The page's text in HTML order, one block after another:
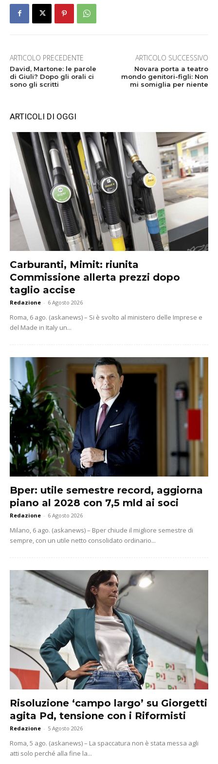
ARTICOLO PRECEDENTE
David, Martone: le parole
di Giuli? Dopo gli orali ci
sono gli scritti
ARTICOLO SUCCESSIVO
Novara porta a teatro
mondo genitori-figli: Non
mi somiglia per niente
ARTICOLI DI OGGI
Carburanti, Mimit: riunita
Commissione allerta prezzi dopo
taglio accise
Redazione - 6 Agosto 2026
Roma, 6 ago. (askanews) – Si è svolto al ministero delle Imprese e
del Made in Italy un...
Bper: utile semestre record, aggiorna
piano al 2028 con 7,5 mld ai soci
Redazione - 6 Agosto 2026
Milano, 6 ago. (askanews) – Bper chiude il migliore semestre di
sempre, con un utile netto consolidato ordinario...
Risoluzione ‘campo largo’ su Giorgetti
agita Pd, tensione con i Riformisti
Redazione - 5 Agosto 2026
Roma, 5 ago. (askanews) – La spaccatura non è stata messa agli
atti solo perché alla fine la...